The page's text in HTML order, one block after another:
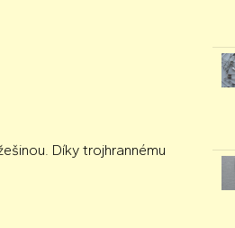
Díky trojhrannému